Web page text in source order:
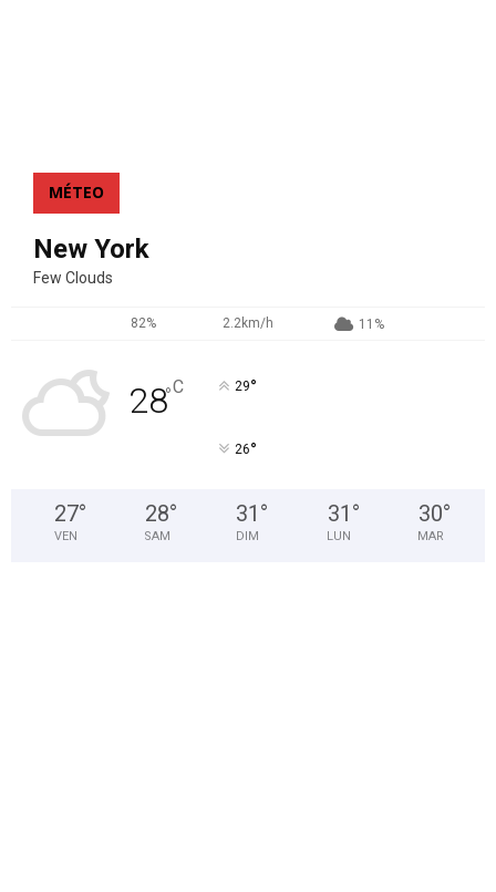
MÉTEO
New York
Few Clouds
82% 2.2km/h 11%
28°C 29°
26°
27°
VEN
28°
SAM
31 °
DIM
31 °
LUN
30°
MAR